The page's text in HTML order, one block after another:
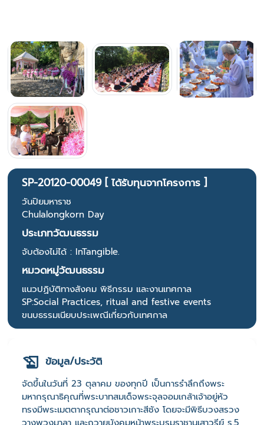
SP-20120-00049 [ ได้รับทุนจากโครงการ ]
วันปิยมหาราช
Chulalongkorn Day
ประเภทวัฒนธรรม
จับต้องไม่ได้ : InTangible.
หมวดหมู่วัฒนธรรม
แนวปฏิบัติทางสังคม พิธีกรรม และงานเทศกาล
SP:Social Practices, ritual and festive events
ขนบธรรมเนียบประเพณีเกี่ยวกับเทศกาล
ข้อมูล/ประวัติ
จัดขึ้นในวันที่ 23 ตุลาคม ของทุกปี เป็นการรำลึกถึงพระ
มหากรุณาธิคุณที่พระบาทสมเด็จพระจุลจอมเกล้าเจ้าอยู่หัว
ทรงมีพระเมตตากรุณาต่อชาวเกาะสีชัง โดยจะมีพิธีบวงสรวง
วางพวงมาลา และถวายบังคมหน้าพระบรมราชานุเสาวรีย์ ร.5